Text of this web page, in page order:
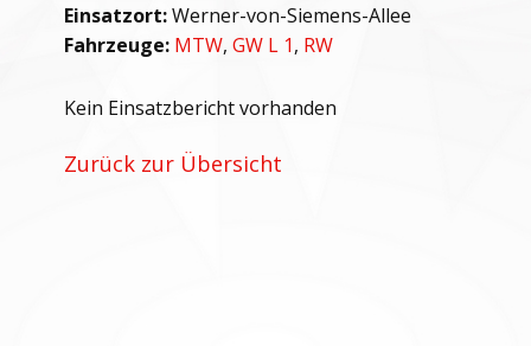
Einsatzort:Werner-von-Siemens-Allee
Fahrzeuge: MTW, GW L 1, RW
Kein Einsatzbericht vorhanden
Zurück zur Übersicht